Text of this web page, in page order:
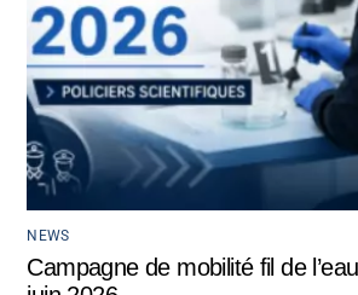
NEWS
Campagne de mobilité fil de